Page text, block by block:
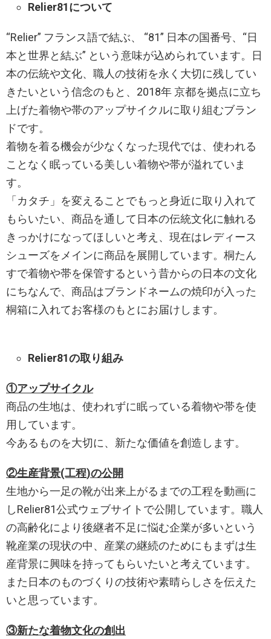
Relier81について
“Relier” フランス語で結ぶ、 “81” 日本の国番号、“日
本と世界と結ぶ” という意味が込められています。日
本の伝統や文化、職人の技術を永く大切に残してい
きたいという信念のもと、2018年 京都を拠点に立ち
上げた着物や帯のアップサイクルに取り組むブラン
ドです。
着物を着る機会が少なくなった現代では、使われる
ことなく眠っている美しい着物や帯が溢れていま
す。
「カタチ」を変えることでもっと身近に取り入れて
もらいたい、商品を通して日本の伝統文化に触れる
きっかけになってほしいと考え、現在はレディース
シューズをメインに商品を展開しています。桐たん
すで着物や帯を保管するという昔からの日本の文化
にちなんで、商品はブランドネームの焼印が入った
桐箱に入れてお客様のもとにお届けします。
Relier81の取り組み
①アップサイクル
商品の生地は、使われずに眠っている着物や帯を使
用しています。
今あるものを大切に、新たな価値を創造します。
②生産背景(工程)の公開
生地から一足の靴が出来上がるまでの工程を動画に
しRelier81公式ウェブサイトで公開しています。職人
の高齢化により後継者不足に悩む企業が多いという
靴産業の現状の中、産業の継続のためにもまずは生
産背景に興味を持ってもらいたいと考えています。
また日本のものづくりの技術や素晴らしさを伝えた
いと思っています。
③新たな着物文化の創出